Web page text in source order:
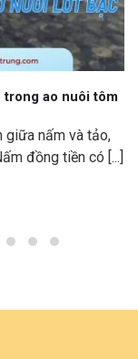
trong ao nuôi tôm
giữa nấm và tảo,
đồng tiền có [...]